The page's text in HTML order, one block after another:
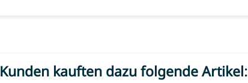
Kunden kauften dazu folgende Artikel: